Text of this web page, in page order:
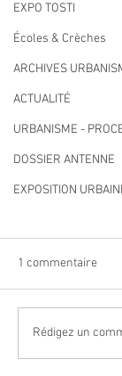
EXPO TOSTI
Écoles & Crèches
ARCHIVES
ACTUALITÉ
URBANISME -
DOSSIER ANTENNE
EXPOSITION
Qualité des
1 commentaire
Rédigez un